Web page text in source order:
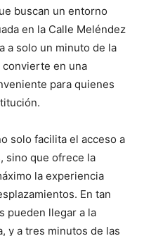
buscan un entorno
en la Calle Meléndez
a solo un minuto de la
en una
para quienes
solo facilita el acceso a
sino que ofrece la
la experiencia
En tan
pueden llegar a la
y a tres minutos de las